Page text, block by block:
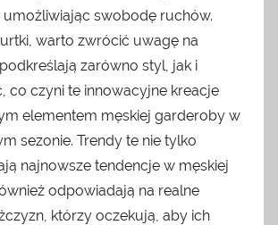
umożliwiając swobodę ruchów.
warto zwrócić uwagę na
zarówno styl, jak i
co czyni te innowacyjne kreacje
elementem męskiej garderoby w
sezonie. Trendy te nie tylko
najnowsze tendencje w męskiej
odpowiadają na realne
którzy oczekują, aby ich